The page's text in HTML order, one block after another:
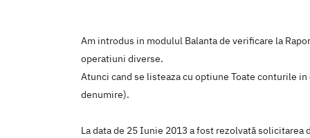
Am introdus in modulul Balanta de verificare la
operatiuni diverse.
Atunci cand se listeaza cu optiune Toate conturile
denumire).
La data de 25 Iunie 2013 a fost rezolvată solicitarea